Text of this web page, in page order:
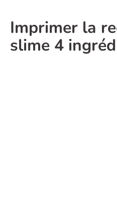
Imprimer la
slime 4